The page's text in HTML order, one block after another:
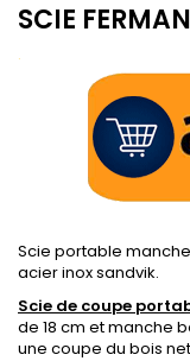
SCIE
.
Scie portable
acier inox sandvik.
Scie de coupe
de 18 cm et manche
une coupe du bois